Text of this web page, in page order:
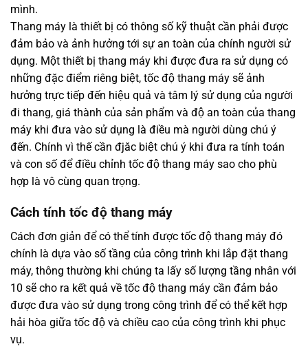
mình.
Thang máy là thiết bị có thông số kỹ thuật cần phải được
đảm bảo và ảnh hưởng tới sự an toàn của chính người sử
dụng. Một thiết bị thang máy khi được đưa ra sử dụng có
những đặc điểm riêng biệt, tốc độ thang máy sẽ ảnh
hưởng trực tiếp đến hiệu quả và tâm lý sử dụng của người
đi thang, giá thành của sản phẩm và độ an toàn của thang
máy khi đưa vào sử dụng là điều mà người dùng chú ý
đến. Chính vì thế cần đjăc biệt chú ý khi đưa ra tính toán
và con số để điều chỉnh tốc độ thang máy sao cho phù
hợp là vô cùng quan trọng.
Cách tính tốc độ thang máy
Cách đơn giản để có thể tính được tốc độ thang máy đó
chính là dựa vào số tầng của công trình khi lắp đặt thang
máy, thông thường khi chúng ta lấy số lượng tầng nhân với
10 sẽ cho ra kết quả về tốc độ thang máy cần đảm bảo
được đưa vào sử dụng trong công trình để có thể kết hợp
hải hòa giữa tốc độ và chiều cao của công trình khi phục
vụ.